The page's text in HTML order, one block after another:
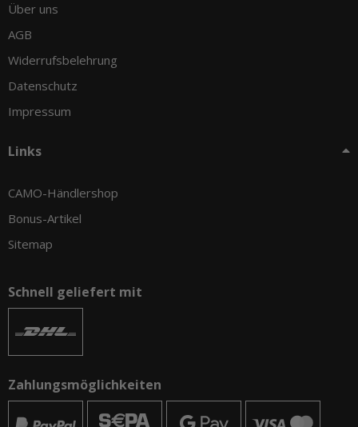
Über uns
AGB
Widerrufsbelehrung
Datenschutz
Impressum
Links
CAMO-Händlershop
Bonus-Artikel
Sitemap
Schnell geliefert mit
Zahlungsmöglichkeiten